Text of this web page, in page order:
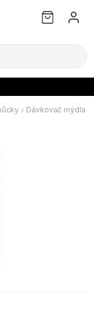
Dávkovač mýdla